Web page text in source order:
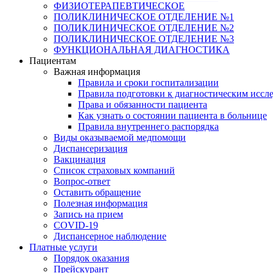
ФИЗИОТЕРАПЕВТИЧЕСКОЕ
ПОЛИКЛИНИЧЕСКОЕ ОТДЕЛЕНИЕ №1
ПОЛИКЛИНИЧЕСКОЕ ОТДЕЛЕНИЕ №2
ПОЛИКЛИНИЧЕСКОЕ ОТДЕЛЕНИЕ №3
ФУНКЦИОНАЛЬНАЯ ДИАГНОСТИКА
Пациентам
Важная информация
Правила и сроки госпитализации
Правила подготовки к диагностическим
Права и обязанности пациента
Как узнать о состоянии пациента в больнице
Правила внутреннего распорядка
Виды оказываемой медпомощи
Диспансеризация
Вакцинация
Список страховых компаний
Вопрос-ответ
Оставить обращение
Полезная информация
Запись на прием
COVID-19
Диспансерное наблюдение
Платные услуги
Порядок оказания
Прейскурант